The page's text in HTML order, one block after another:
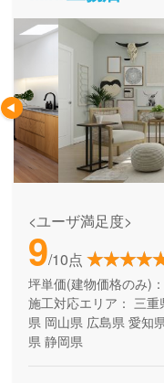
<ユーザ満足度>
9/10点
坪単価(建物価格のみ)：
施工対応エリア： 三重
県 岡山県 広島県 愛知
県 静岡県